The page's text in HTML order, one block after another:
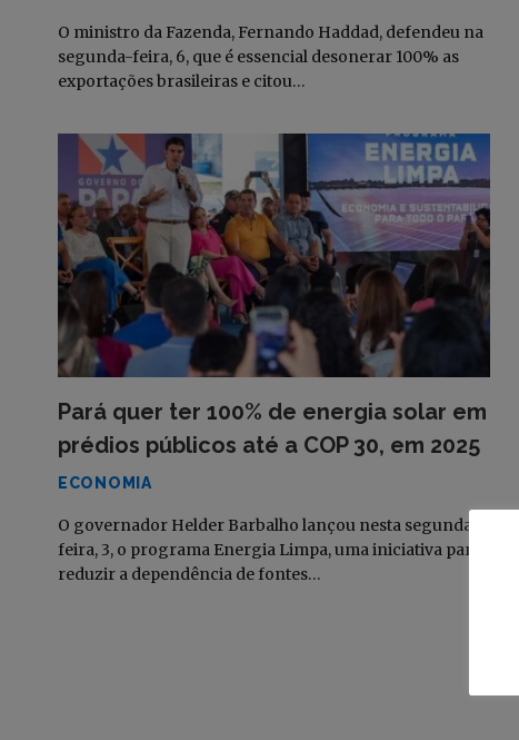
O ministro da Fazenda, Fernando Haddad, defendeu na
segunda-feira, 6, que é essencial desonerar 100% as
exportações brasileiras e citou…
Pará quer ter 100% de energia solar em
prédios públicos até a COP 30, em 2025
ECONOMIA
O governador Helder Barbalho lançou nesta segunda-
feira, 3, o programa Energia Limpa, uma iniciativa para
reduzir a dependência de fontes…